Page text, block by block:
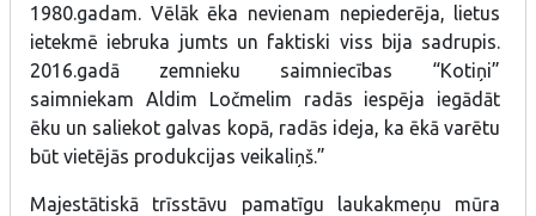
1980.gadam. Vēlāk ēka nevienam nepiederēja, lietus
ietekmē iebruka jumts un faktiski viss bija sadrupis.
2016.gadā zemnieku saimniecības “Kotiņi”
saimniekam Aldim Ločmelim radās iespēja iegādāt
ēku un saliekot galvas kopā, radās ideja, ka ēkā varētu
būt vietējās produkcijas veikaliņš.”
Majestātiskā trīsstāvu pamatīgu laukakmeņu mūra